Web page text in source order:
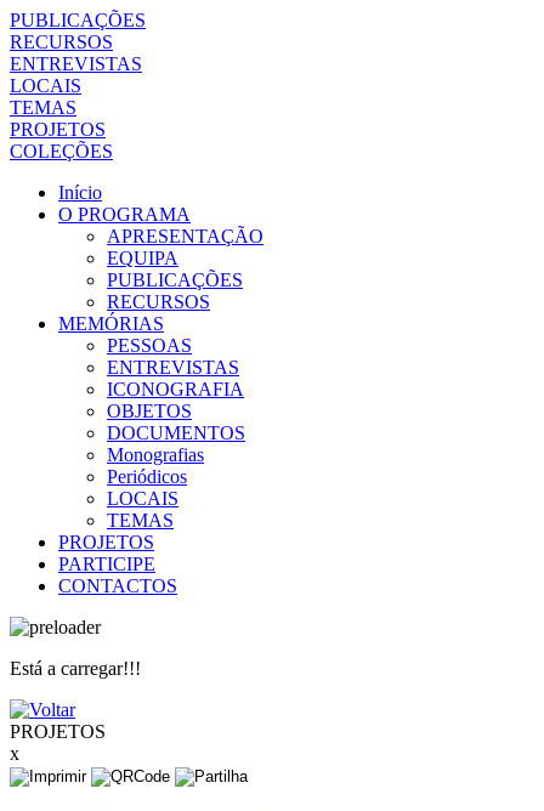
PUBLICAÇÕES
RECURSOS
ENTREVISTAS
LOCAIS
TEMAS
PROJETOS
COLEÇÕES
Início
O PROGRAMA
APRESENTAÇÃO
EQUIPA
PUBLICAÇÕES
RECURSOS
MEMÓRIAS
PESSOAS
ENTREVISTAS
ICONOGRAFIA
OBJETOS
DOCUMENTOS
Monografias
Periódicos
LOCAIS
TEMAS
PROJETOS
PARTICIPE
CONTACTOS
Está a carregar!!!
PROJETOS
x